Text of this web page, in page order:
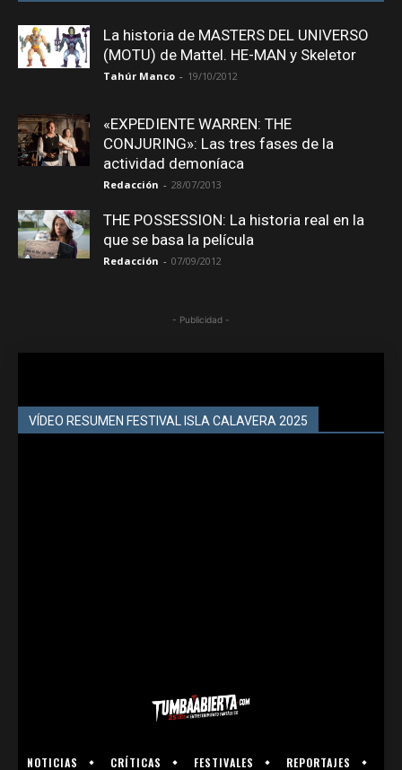
La historia de MASTERS DEL UNIVERSO
(MOTU) de Mattel. HE-MAN y Skeletor
Tahúr Manco - 19/10/2012
«EXPEDIENTE WARREN: THE
CONJURING»: Las tres fases de la
actividad demoníaca
Redacción - 28/07/2013
THE POSSESSION: La historia real en la
que se basa la película
Redacción - 07/09/2012
- Publicidad -
VÍDEO RESUMEN FESTIVAL ISLA CALAVERA 2025
NOTICIAS CRÍTICAS FESTIVALES REPORTAJES